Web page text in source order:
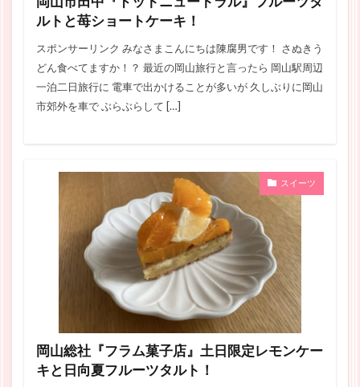
ルトと苺ショートケーキ！
スポンサーリンク みなさまこんにちは陳腐男です！ さぬきう
どん食べてますか！？ 最近の岡山旅行と言ったら 岡山駅周辺
一泊二日旅行に 電車で出かけることが多いが 久しぶりに岡山
市郊外を車で ぶらぶらして […]
スイーツ
岡山総社『フラム菓子店』土日限定レモンケー
キと日向夏フルーツタルト！